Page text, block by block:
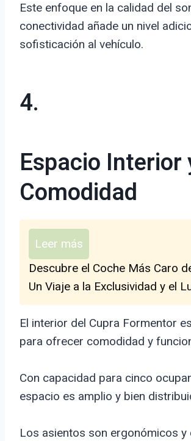
Este enfoque en la calidad del
conectividad añade un nivel
sofisticación al vehículo.
4.
Espacio Interior
Comodidad
Leer más
Descubre el Coche Más Caro
Un Viaje a la Exclusividad y el
El interior del Cupra Formentor
para ofrecer comodidad y
Con capacidad para cinco
espacio es amplio y bien
Los asientos son ergonómicos y